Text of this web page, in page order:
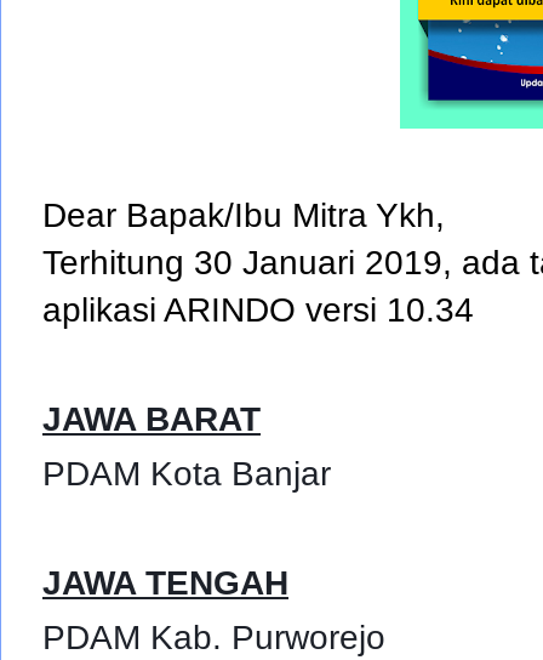
Dear Bapak/Ibu Mitra Ykh,
Terhitung 30 Januari 2019, ada
aplikasi ARINDO versi 10.34
JAWA BARAT
PDAM Kota Banjar
JAWA TENGAH
PDAM Kab. Purworejo